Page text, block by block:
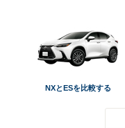
NXとESを比較する